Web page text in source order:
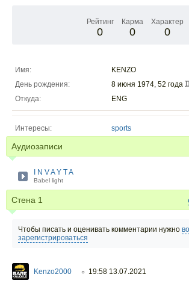
Рейтинг
0
Карма
0
Характер
0
Имя:
KENZO
День рождения:
8 июня 1974, 52 года
Откуда:
ENG
Интересы: sports
Аудиозаписи
I N V A Y T A
Babel light
Стена 1
Чтобы писать и оценивать комментарии нужно
зарегистрироваться
Kenzo2000 ○ 19:58 13.07.2021